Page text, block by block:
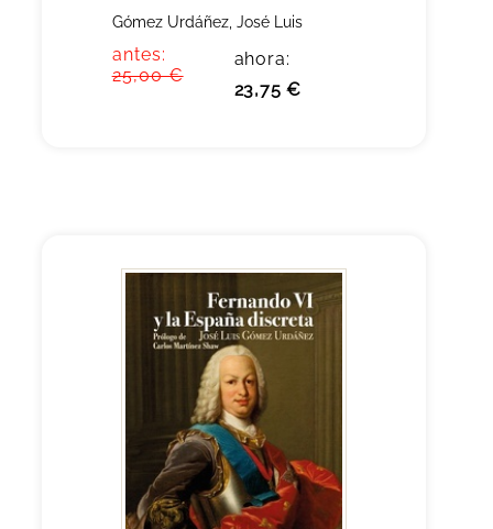
Gómez Urdáñez, José Luis
antes:
25,00 €
ahora:
23,75 €